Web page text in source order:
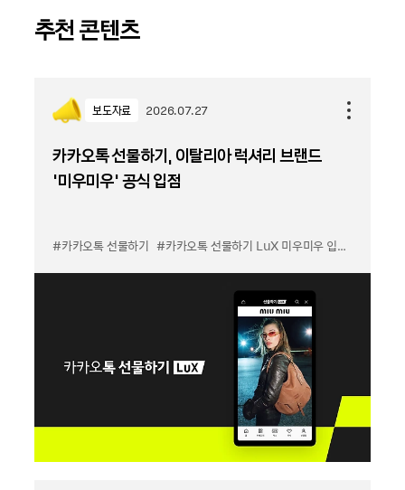
추천 콘텐츠
보도자료 2026.07.27
카카오톡 선물하기, 이탈리아 럭셔리 브랜드
'미우미우' 공식 입점
#카카오톡 선물하기 #카카오톡 선물하기 LuX 미우미우 입점